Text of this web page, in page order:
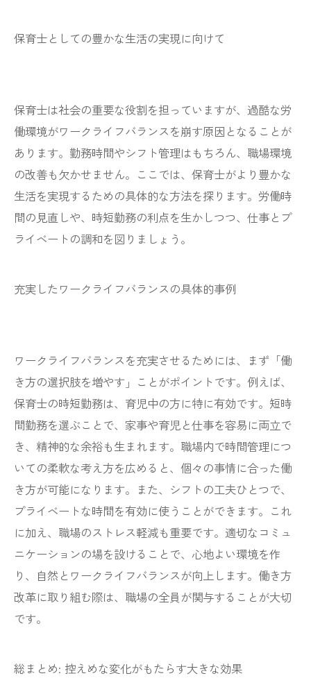
保育士としての豊かな生活の実現に向けて
保育士は社会の重要な役割を担っていますが、過酷な労
働環境がワークライフバランスを崩す原因となることが
あります。勤務時間やシフト管理はもちろん、職場環境
の改善も欠かせません。ここでは、保育士がより豊かな
生活を実現するための具体的な方法を探ります。労働時
間の見直しや、時短勤務の利点を生かしつつ、仕事とプ
ライベートの調和を図りましょう。
充実したワークライフバランスの具体的事例
ワークライフバランスを充実させるためには、まず「働
き方の選択肢を増やす」ことがポイントです。例えば、
保育士の時短勤務は、育児中の方に特に有効です。短時
間勤務を選ぶことで、家事や育児と仕事を容易に両立で
き、精神的な余裕も生まれます。職場内で時間管理につ
いての柔軟な考え方を広めると、個々の事情に合った働
き方が可能になります。また、シフトの工夫ひとつで、
プライベートな時間を有効に使うことができます。これ
に加え、職場のストレス軽減も重要です。適切なコミュ
ニケーションの場を設けることで、心地よい環境を作
り、自然とワークライフバランスが向上します。働き方
改革に取り組む際は、職場の全員が関与することが大切
です。
総まとめ: 控えめな変化がもたらす大きな効果